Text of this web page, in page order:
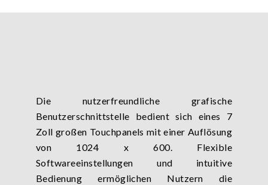
Die nutzerfreundliche grafische
Benutzerschnittstelle bedient sich eines 7
Zoll großen Touchpanels mit einer Auflösung
von 1024 x 600. Flexible
Softwareeinstellungen und intuitive
Bedienung ermöglichen Nutzern die